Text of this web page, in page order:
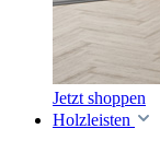
Jetzt shoppen
Holzleisten